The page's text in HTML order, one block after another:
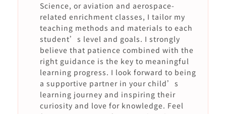
Science, or aviation and aerospace-
related enrichment classes, I tailor my
teaching methods and materials to each
student’s level and goals. I strongly
believe that patience combined with the
right guidance is the key to meaningful
learning progress. I look forward to being
a supportive partner in your child’s
learning journey and inspiring their
curiosity and love for knowledge. Feel